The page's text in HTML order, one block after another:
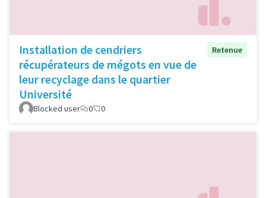
Installation de cendriers
récupérateurs de mégots en vue de
leur recyclage dans le quartier
Université
Retenue
Blocked user 0 0